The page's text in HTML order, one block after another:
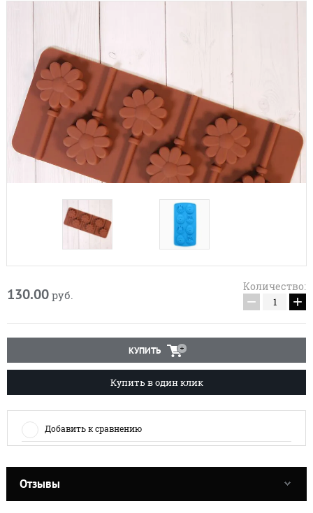
130.00 руб.
Количество:
− +
КУПИТЬ
Купить в один клик
Добавить к сравнению
Отзывы